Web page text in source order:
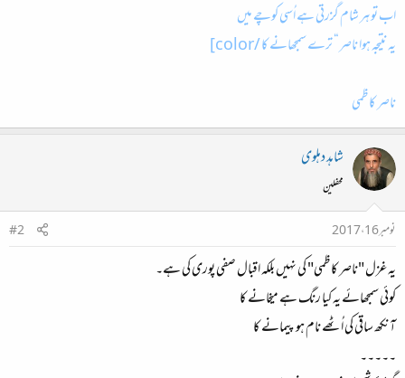
اب تو ہر شام گزرتی ہے اُسی کوچے میں
یہ نتیجہ ہوا ناصر“ ترے سمجھانے کا /color]
ناصر کاظمی
شاہد دہلوی
محفلین
نومبر 16، 2017
#2
یہ غزل "ناصر کاظمی" کی نہیں بلکہ اقبال صفی پوری کی ہے۔
کوئی سمجھائے یہ کیا رنگ ہے میخانے کا
آنکھ ساقی کی اُٹھے نام ہو پیمانے کا
۔۔۔۔۔